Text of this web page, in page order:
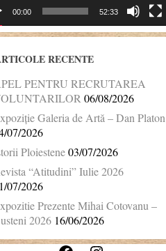
00:00 52:33
RECENTE
PENTRU RECRUTAREA
06/08/2026
Galeria de Artă – Dan Platon
07/2026
Ploiestene03/07/2026
“Atitudini” Iulie 2026
07/2026
Prezente Mihai Cotovanu –
2026 16/06/2026